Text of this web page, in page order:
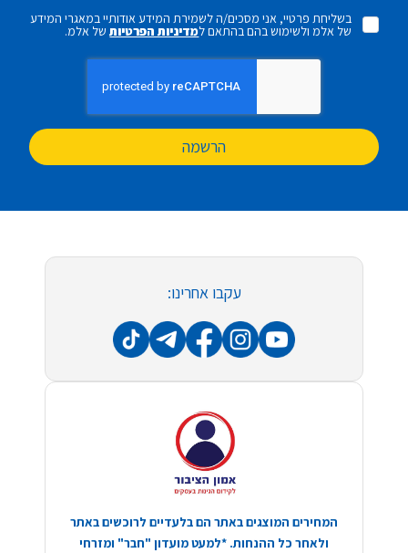
בשליחת פרטיי, אני מסכים/ה לשמירת המידע אודותיי במאגרי המידע
של אלמ ולשימוש בהם בהתאם למדיניות הפרטיותשל אלמ.
הרשמה
עקבו אחרינו:
המחירים המוצגים באתר הם בלעדיים לרוכשים באתר
ולאחר כל ההנחות. *למעט מועדון "חבר" ומזרחי